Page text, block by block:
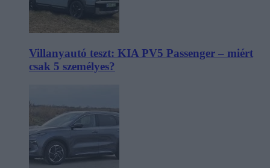
Villanyautó teszt: KIA PV5 Passenger – miért
csak 5 személyes?